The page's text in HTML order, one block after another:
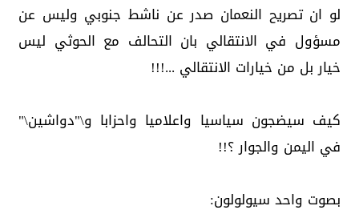
لو ان تصريح النعمان صدر عن ناشط جنوبي وليس عن
مسؤول في الانتقالي بان التحالف مع الحوثي ليس
خيار بل من خيارات الانتقالي ...!!!
كيف سيضجون سياسيا واعلاميا واحزابا و\"دواشين\"
في اليمن والجوار ؟!!
بصوت واحد سيولولون: